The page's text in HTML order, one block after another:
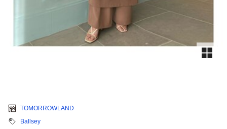
TOMORROWLAND
Ballsey